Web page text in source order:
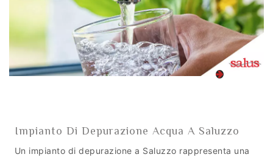
Impianto Di Depurazione Acqua A Saluzzo
Un impianto di depurazione a Saluzzo rappresenta una